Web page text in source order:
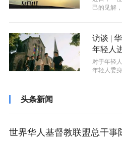
己的见解
访谈 |
年轻人
对于年轻
年轻人委
头条新闻
世界华人基督教联盟总干事